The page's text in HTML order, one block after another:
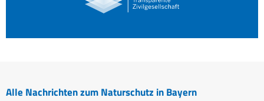
Alle Nachrichten zum Naturschutz in Bayern